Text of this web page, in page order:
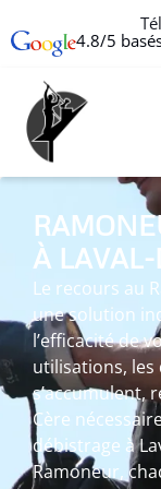
4.8/5
À
Le recours au
une solution
l’efficacité de
utilisations, les
s’accumulent,
Cère
débistrage à
Ramoneur,